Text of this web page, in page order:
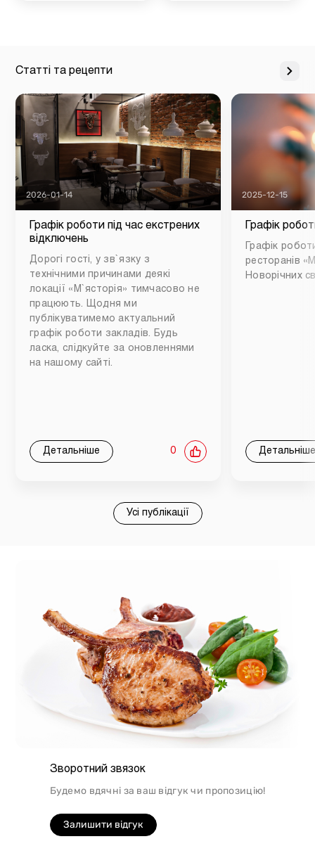
Статті та рецепти
2026-01-14
Графік роботи під час екстрених
відключень
Дорогі гості, у зв`язку з
технічними причинами деякі
локації «М`ясторія» тимчасово не
працюють. Щодня ми
публікуватимемо актуальний
графік роботи закладів. Будь
ласка, слідкуйте за оновленнями
на нашому сайті.
Детальніше 0
2025-12-15
Графік
Графік
ресторанів
Новорічних
Детальніше
Усі публікації
Зворотний звязок
Будемо вдячні за ваш відгук чи пропозицію!
Залишити відгук